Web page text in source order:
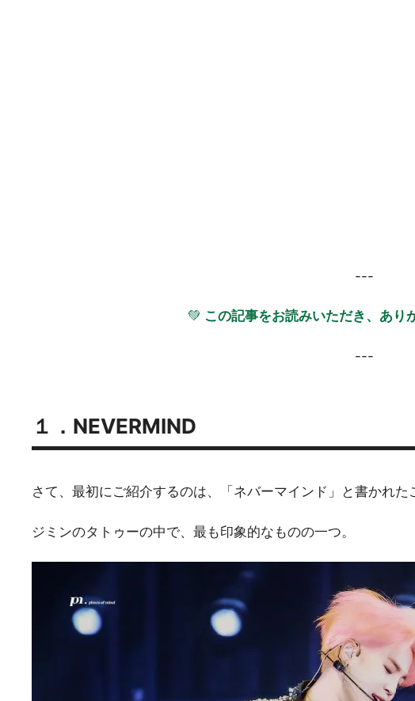
---
💚 この記事をお読みいただき、あり
---
１．NEVERMIND
さて、最初にご紹介するのは、「ネバーマインド」と書かれた
ジミンのタトゥーの中で、最も印象的なものの一つ。